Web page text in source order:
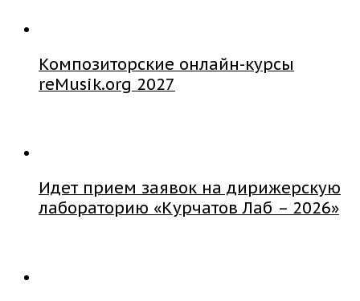
Композиторские онлайн-курсы
reMusik.org 2027
Идет прием заявок на дирижерскую
лабораторию «Курчатов Лаб – 2026»